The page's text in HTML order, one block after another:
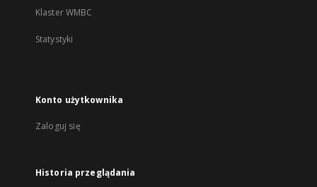
Klaster WMBC
Statystyki
Konto użytkownika
Zaloguj się
Historia przeglądania